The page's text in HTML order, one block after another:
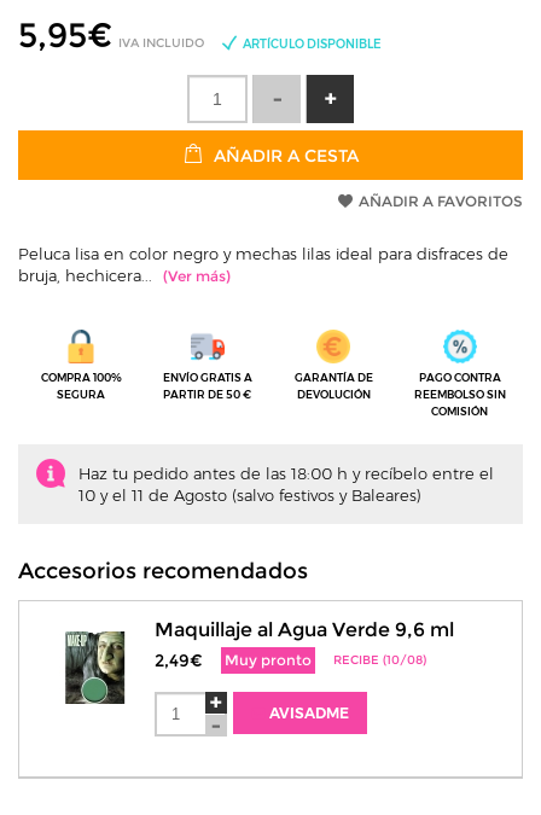
5,95€ IVA INCLUIDO ARTÍCULO DISPONIBLE
AÑADIR A CESTA
AÑADIR A FAVORITOS
Peluca lisa en color negro y mechas lilas ideal para disfraces de
bruja, hechicera...
COMPRA 100%
SEGURA
ENVÍO GRATIS A
PARTIR DE 50 €
GARANTÍA DE
DEVOLUCIÓN
PAGO CONTRA
REEMBOLSO SIN
COMISIÓN
Haz tu pedido antes de las 18:00 h y recíbelo entre el
10 y el 11 de Agosto (salvo festivos y Baleares)
Accesorios recomendados
Maquillaje al Agua Verde 9,6 ml
2,49€ Muy pronto RECIBE (10/08)
AVISADME